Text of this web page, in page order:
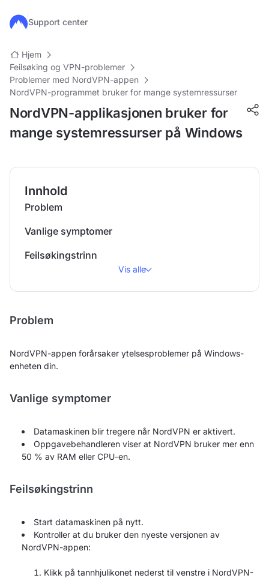
Hopp til hovedinnhold
Support center
Hjem
Feilsøking og VPN-problemer
Problemer med NordVPN-appen
NordVPN-programmet bruker for mange systemressurser
NordVPN-applikasjonen bruker for
mange systemressurser på Windows
Innhold
Problem
Vanlige symptomer
Feilsøkingstrinn
Vis alle
Problem
NordVPN-appen forårsaker ytelsesproblemer på Windows-
enheten din.
Vanlige symptomer
Datamaskinen blir tregere når NordVPN er aktivert.
Oppgavebehandleren viser at NordVPN bruker mer enn
50 % av RAM eller CPU-en.
Feilsøkingstrinn
Start datamaskinen på nytt.
Kontroller at du bruker den nyeste versjonen av
NordVPN-appen:
Klikk på tannhjulikonet nederst til venstre i NordVPN-